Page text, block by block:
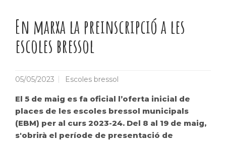
En marxa la preinscripció a les
escoles bressol
05/05/2023 Escoles bressol
El 5 de maig es fa oficial l’oferta inicial de
places de les escoles bressol municipals
(EBM) per al curs 2023-24. Del 8 al 19 de maig,
s'obrirà el període de presentació de